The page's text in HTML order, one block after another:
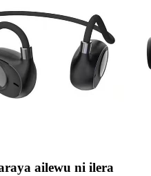
ailewu ni ilera